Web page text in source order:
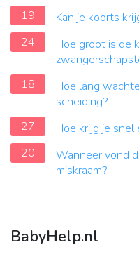
19
Kan je koorts
24
Hoe groot is de
18
Hoe lang
scheiding?
27
Hoe krijg je snel
20
Wanneer vond
miskraam?
BabyHelp.nl